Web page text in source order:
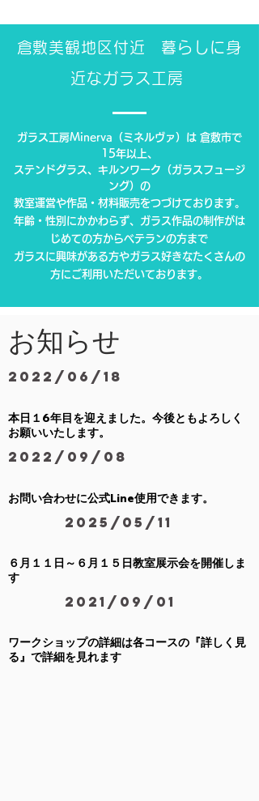
​倉敷美観地区付近 暮らしに身
近なガラス工房
ガラス工房Minerva（ミネルヴァ）は 倉敷市で
15年以上、
ステンドグラス、キルンワーク（ガラスフュージ
ング）の
教室運営や作品・材料販売をつづけております。
年齢・性別にかかわらず、ガラス作品の制作がは
じめての方からベテランの方まで
ガラスに興味がある方やガラス好きなたくさんの
方にご利用いただいております。
お知らせ
2022/06/18
本日１ 6年目を迎えました。今後ともよろしく
お願いいたします。
2022/09/08
お問い合わせに公式Line使用できます。
2025/05/11
６月１１日～６月１５日教室展示会を開催しま
す
2021/09/01
ワークショップの詳細は各コースの『詳しく見
る』で詳細を見れます